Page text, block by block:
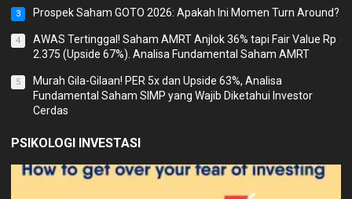
3 Prospek Saham GOTO 2026: Apakah Ini Momen Turn Around?
4
AWAS Tertinggal! Saham AMRT Anjlok 36% tapi Fair Value Rp
2.375 (Upside 67%). Analisa Fundamental Saham AMRT
5
Murah Gila-Gilaan! PER 5x dan Upside 63%, Analisa
Fundamental Saham SIMP yang Wajib Diketahui Investor
Cerdas
PSIKOLOGI INVESTASI